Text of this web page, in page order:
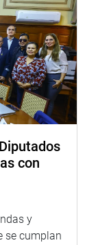
con
y
se cumplan